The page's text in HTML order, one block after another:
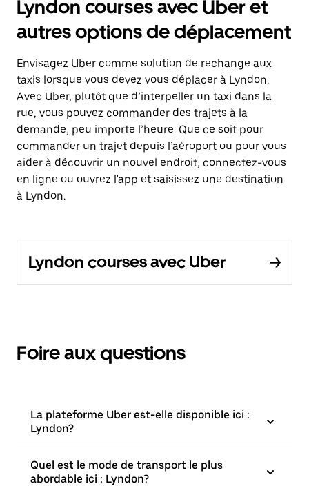
Lyndon courses avec Uber et
autres options de déplacement
Envisagez Uber comme solution de rechange aux
taxis lorsque vous devez vous déplacer à Lyndon.
Avec Uber, plutôt que d’interpeller un taxi dans la
rue, vous pouvez commander des trajets à la
demande, peu importe l’heure. Que ce soit pour
commander un trajet depuis l’aéroport ou pour vous
aider à découvrir un nouvel endroit, connectez-vous
en ligne ou ouvrez l'app et saisissez une destination
à Lyndon.
Lyndon courses avec Uber
Foire aux questions
La plateforme Uber est-elle disponible ici :
Lyndon?
Quel est le mode de transport le plus
abordable ici : Lyndon?